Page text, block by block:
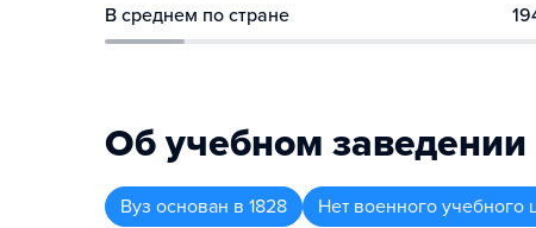
В среднем по стране
Об учебном заведении
Вуз основан в 1828 Нет военного учебного